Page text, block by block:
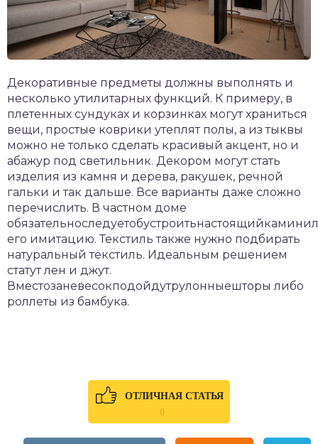
Декоративные предметы должны выполнять и
несколько утилитарных функций. К примеру, в
плетенных сундуках и корзинках могут храниться
вещи, простые коврики утеплят полы, а из тыквы
можно не только сделать красивый акцент, но и
абажур под светильник. Декором могут стать
изделия из камня и дерева, ракушек, речной
гальки и так дальше. Все варианты даже сложно
перечислить. В частном доме
его имитацию. Текстиль также нужно подбирать
натуральный текстиль. Идеальным решением
статут лен и джут.
Вместозаневесокподойдутрулонныешторы либо
роллеты из бамбука.
ОТЛИЧНАЯ СТАТЬЯ
0